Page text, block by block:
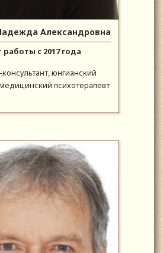
Александровна
с 2017 года
юнгианский
психотерапевт